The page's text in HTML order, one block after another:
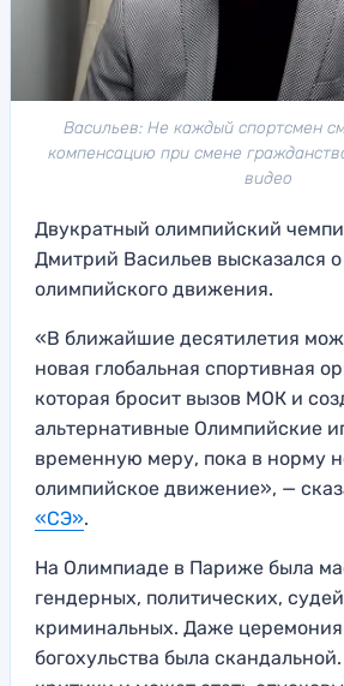
Васильев: Не каждый спортсмен
компенсацию при смене
видео
Двукратный олимпийский
Дмитрий Васильев высказался
олимпийского движения.
«В ближайшие десятилетия
новая глобальная спортивная
которая бросит вызов МОК и
альтернативные Олимпийские
временную меру, пока в норму
олимпийское движение», —
«СЭ».
На Олимпиаде в Париже была
гендерных, политических,
криминальных. Даже
богохульства была